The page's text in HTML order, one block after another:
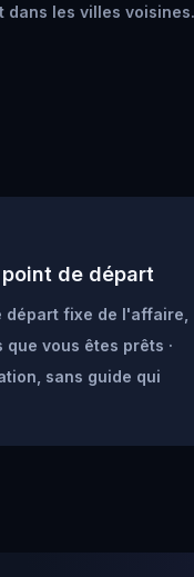
les villes
de départ
départ fixe de l'affaire,
vous êtes prêts ·
sans guide qui